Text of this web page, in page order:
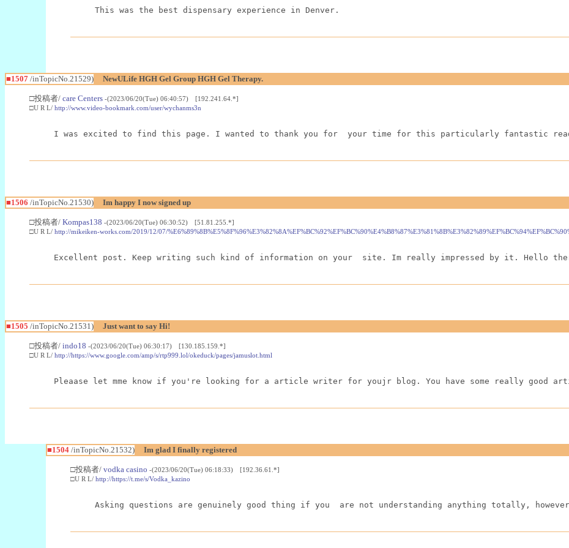
This was the best dispensary experience in Denver.
■1507 /inTopicNo.21529) NewULife HGH Gel Group HGH Gel Therapy.
□投稿者/ care Centers -(2023/06/20(Tue) 06:40:57) [192.241.64.*]
□U R L/ http://www.video-bookmark.com/user/wychanms3n
I was excited to find this page. I wanted to thank you for  your time for this particularly fantastic
■1506 /inTopicNo.21530) Im happy I now signed up
□投稿者/ Kompas138 -(2023/06/20(Tue) 06:30:52) [51.81.255.*]
□U R L/ http://mikeiken-works.com/2019/12/07/
Excellent post. Keep writing such kind of information on your  site. Im really impressed by it. Hello
■1505 /inTopicNo.21531) Just want to say Hi!
□投稿者/ indo18 -(2023/06/20(Tue) 06:30:17) [130.185.159.*]
□U R L/ http://https://www.google.com/amp/s/rtp999.lol/okeduck/pages/jamuslot.html
Pleaase let mme know if you're looking for a article writer for youjr blog. You have some really good
■1504/inTopicNo.21532) Im glad I finally registered
□投稿者/ vodka casino -(2023/06/20(Tue) 06:18:33) [192.36.61.*]
□U R L/ http://https://t.me/s/Vodka_kazino
Asking questions are genuinely good thing if you  are not understanding anything totally,